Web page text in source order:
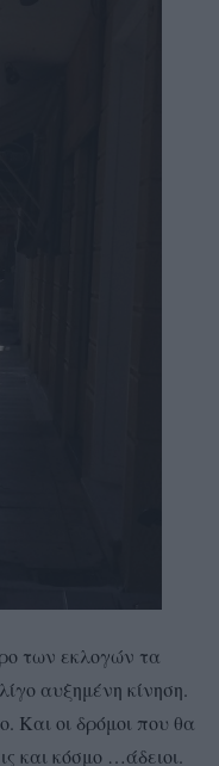
των εκλογών τα
αυξημένη κίνηση.
Και οι δρόμοι που θα
και κόσμο …άδειοι.